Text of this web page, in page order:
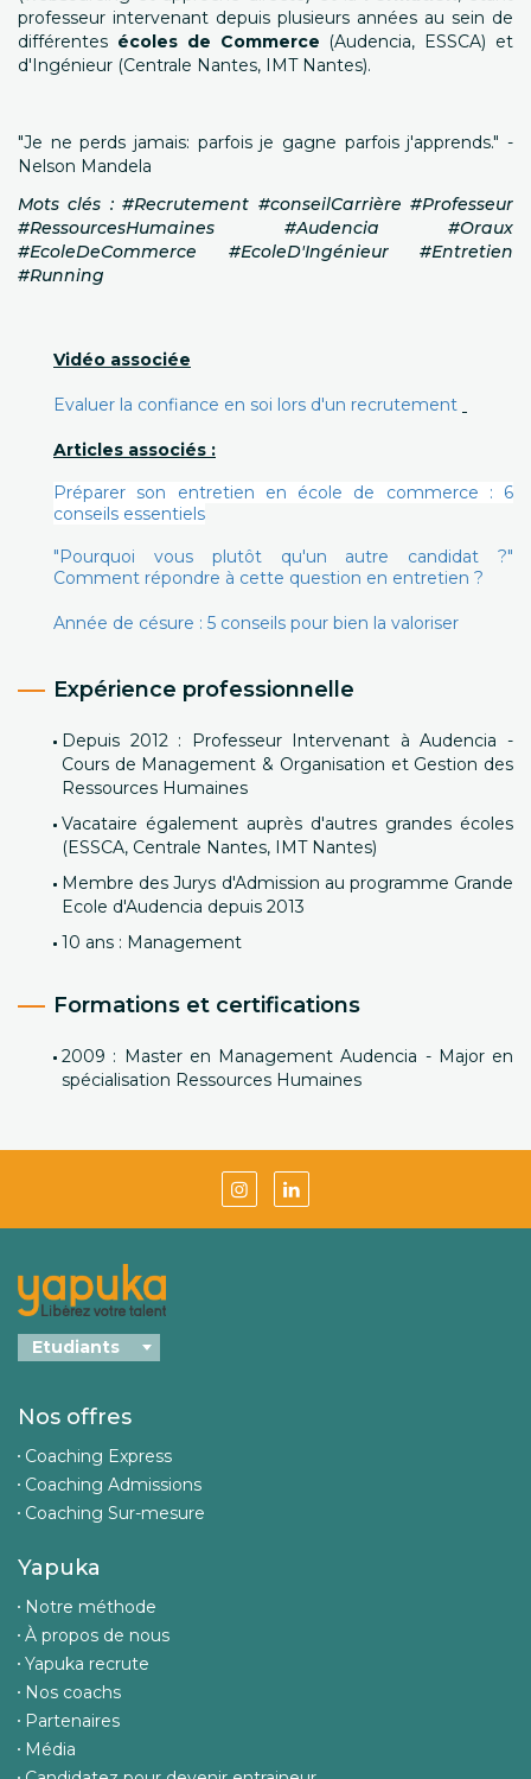
professeur intervenant depuis plusieurs années au sein de
différentes écoles de Commerce (Audencia, ESSCA) et
d'Ingénieur (Centrale Nantes, IMT Nantes).
"Je ne perds jamais: parfois je gagne parfois j'apprends." -
Nelson Mandela
Mots clés : #Recrutement #conseilCarrière #Professeur
#RessourcesHumaines #Audencia #Oraux
#EcoleDeCommerce #EcoleD'Ingénieur #Entretien
#Running
Vidéo associée
Evaluer la confiance en soi lors d'un recrutement
Articles associés :
Préparer son entretien en école de commerce : 6
conseils essentiels
"Pourquoi vous plutôt qu'un autre candidat ?"
Comment répondre à cette question en entretien ?
Année de césure : 5 conseils pour bien la valoriser
Expérience professionnelle
Depuis 2012 : Professeur Intervenant à Audencia -
Cours de Management & Organisation et Gestion des
Ressources Humaines
Vacataire également auprès d'autres grandes écoles
(ESSCA, Centrale Nantes, IMT Nantes)
Membre des Jurys d'Admission au programme Grande
Ecole d'Audencia depuis 2013
10 ans : Management
Formations et certifications
2009 : Master en Management Audencia - Major en
spécialisation Ressources Humaines
Nos offres
Coaching Express
Coaching Admissions
Coaching Sur-mesure
Yapuka
Notre méthode
À propos de nous
Yapuka recrute
Nos coachs
Partenaires
Média